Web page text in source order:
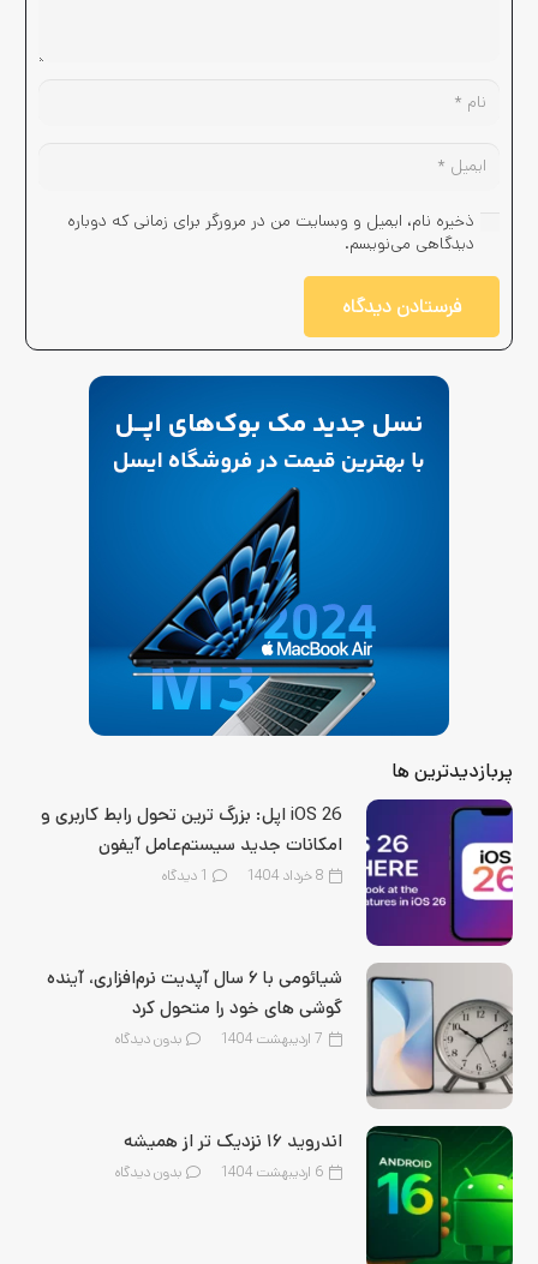
ذخیره نام، ایمیل و وبسایت من در مرورگر برای زمانی که دوباره
دیدگاهی می‌نویسم.
فرستادن دیدگاه
پربازدیدترین ها
iOS 26 اپل: بزرگ‌ ترین تحول رابط کاربری و
امکانات جدید سیستم‌عامل آیفون
8 خرداد 1404 1 دیدگاه
شیائومی با ۶ سال آپدیت نرم‌افزاری، آینده
گوشی‌ های خود را متحول کرد
7 اردیبهشت 1404 بدون دیدگاه
اندروید ۱۶ نزدیک‌ تر از همیشه
6 اردیبهشت 1404 بدون دیدگاه